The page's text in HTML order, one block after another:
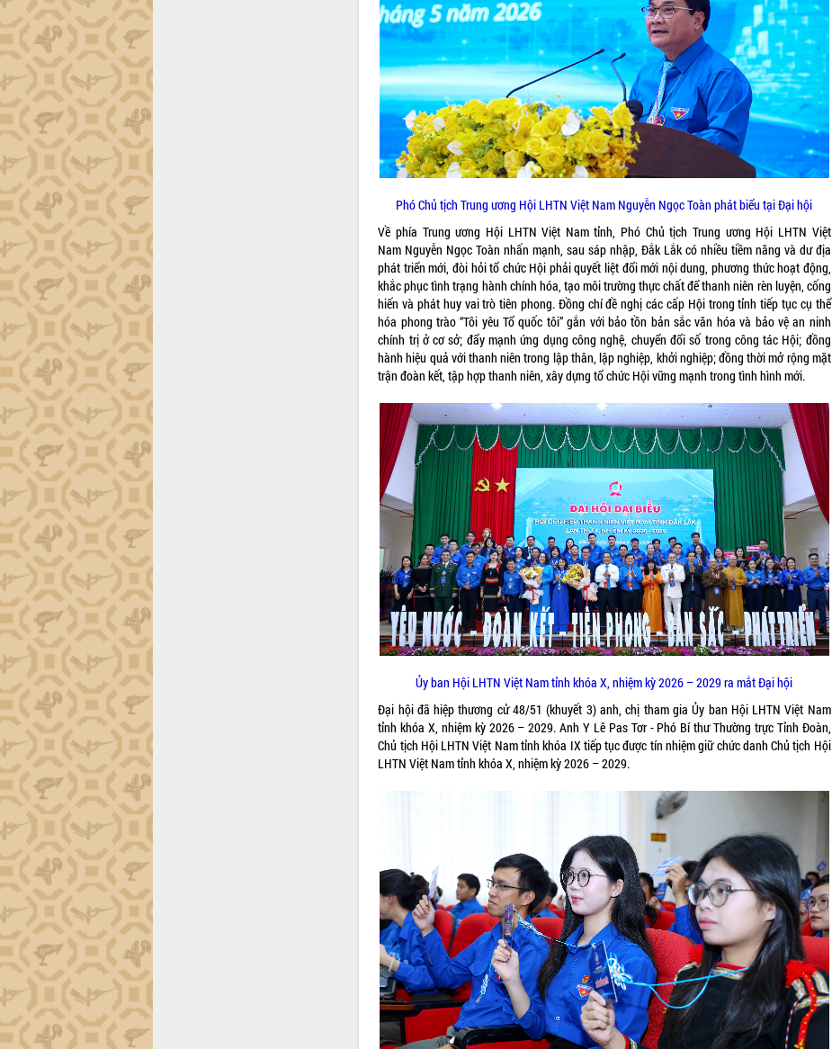
Phó Chủ tịch Trung ương Hội LHTN Việt Nam Nguyễn Ngọc Toàn phát biểu tại Đại hội
Về phía Trung ương Hội LHTN Việt Nam tỉnh, Phó Chủ tịch Trung ương Hội LHTN Việt
Nam Nguyễn Ngọc Toàn nhấn mạnh, sau sáp nhập, Đắk Lắk có nhiều tiềm năng và dư địa
phát triển mới, đòi hỏi tổ chức Hội phải quyết liệt đổi mới nội dung, phương thức hoạt động,
khắc phục tình trạng hành chính hóa, tạo môi trường thực chất để thanh niên rèn luyện, cống
hiến và phát huy vai trò tiên phong. Đồng chí đề nghị các cấp Hội trong tỉnh tiếp tục cụ thể
hóa phong trào “Tôi yêu Tổ quốc tôi” gắn với bảo tồn bản sắc văn hóa và bảo vệ an ninh
chính trị ở cơ sở; đẩy mạnh ứng dụng công nghệ, chuyển đổi số trong công tác Hội; đồng
hành hiệu quả với thanh niên trong lập thân, lập nghiệp, khởi nghiệp; đồng thời mở rộng mặt
trận đoàn kết, tập hợp thanh niên, xây dựng tổ chức Hội vững mạnh trong tình hình mới.
Ủy ban Hội LHTN Việt Nam tỉnh khóa X, nhiệm kỳ 2026 – 2029 ra mắt Đại hội
Đại hội đã hiệp thương cử 48/51 (khuyết 3) anh, chị tham gia Ủy ban Hội LHTN Việt Nam
tỉnh khóa X, nhiệm kỳ 2026 – 2029. Anh Y Lê Pas Tơr - Phó Bí thư Thường trực Tỉnh Đoàn,
Chủ tịch Hội LHTN Việt Nam tỉnh khóa IX tiếp tục được tín nhiệm giữ chức danh Chủ tịch Hội
LHTN Việt Nam tỉnh khóa X, nhiệm kỳ 2026 – 2029.